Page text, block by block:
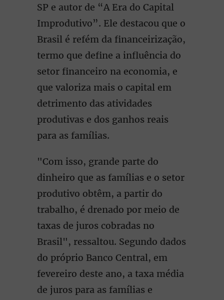
SP e autor de “A Era do Capital
Improdutivo”. Ele destacou que o
Brasil é refém da financeirização,
termo que define a influência do
setor financeiro na economia, e
que valoriza mais o capital em
detrimento das atividades
produtivas e dos ganhos reais
para as famílias.
"Com isso, grande parte do
dinheiro que as famílias e o setor
produtivo obtêm, a partir do
trabalho, é drenado por meio de
taxas de juros cobradas no
Brasil", ressaltou. Segundo dados
do próprio Banco Central, em
fevereiro deste ano, a taxa média
de juros para as famílias e